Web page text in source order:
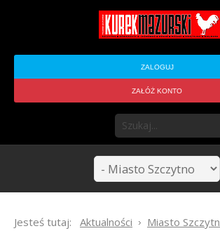
ZALOGUJ
ZAŁÓŻ KONTO
Jesteś tutaj: Aktualności Miasto